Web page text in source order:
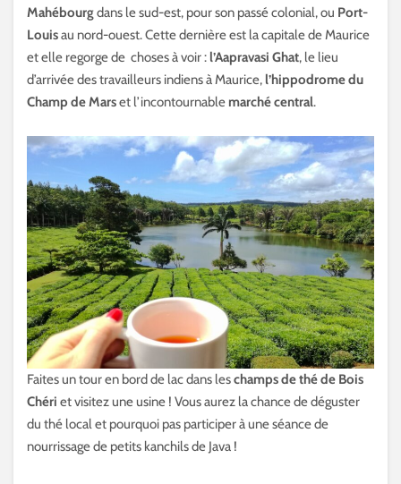
Mahébourgdans le sud-est, pour son passé colonial, ou Port-
Louisau nord-ouest. Cette dernière est la capitale de Maurice
et elle regorge de choses à voir : l’Aapravasi Ghat, le lieu
d’arrivée des travailleurs indiens à Maurice, l’hippodrome du
Champ de Marset l’incontournable marché central.
Faites un tour en bord de lac dans leschamps de thé de Bois
Chéri et visitez une usine ! Vous aurez la chance de déguster
du thé local et pourquoi pas participer à une séance de
nourrissage de petits kanchils de Java !